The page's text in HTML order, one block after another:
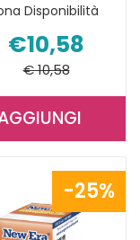
Disponibilità
€10,58
€ 10,58
AGGIUNGI
FT
Z24+6BUST
CARRELLO
25%